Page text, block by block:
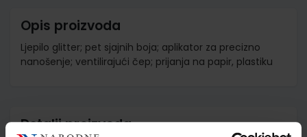
Opis proizvoda
Ljepilo glitter; pet sjajnih boja; aplikator za precizno
nanošenje; ventilirajući čep; prijanja na papir, plastiku
Detalji proizvoda